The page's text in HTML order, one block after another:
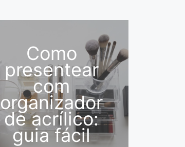
Como
presentear
com
organizador
de acrílico:
guia fácil